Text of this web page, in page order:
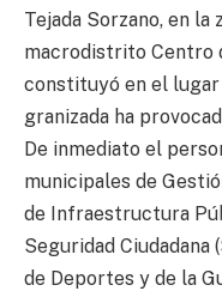
Tejada Sorzano, en
macrodistrito Centro
constituyó en el lugar
granizada ha
De inmediato el
municipales de
de Infraestructura
Seguridad Ciudadana
de Deportes y de la